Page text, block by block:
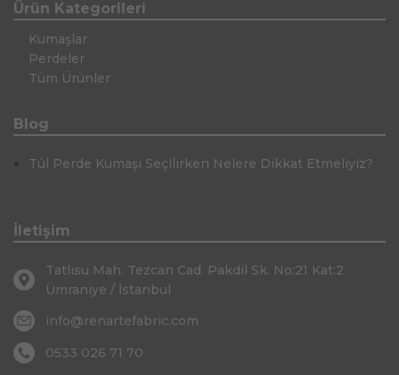
Ürün Kategorileri
Kumaşlar
Perdeler
Tüm Ürünler
Blog
Tül Perde Kumaşı Seçilirken Nelere Dikkat Etmeliyiz?
İletişim
Tatlısu Mah. Tezcan Cad. Pakdil Sk. No:21 Kat:2
Ümraniye / İstanbul
info@renartefabric.com
0533 026 71 70